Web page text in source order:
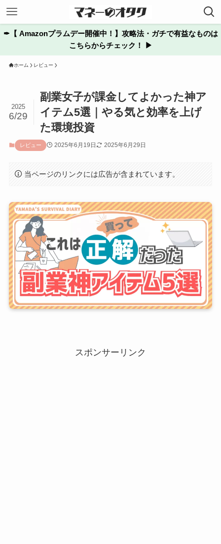
✒︎【 Amazonプラムデー開催中！】攻略法・ガチで有益なものは
こちらからチェック！ ▶
ホーム レビュー
副業女子が課金してよかった神ア
イテム5選｜やる気と効率を上げ
た環境投資
2025
6/29
レビュー 2025年6月19日 2025年6月29日
当ページのリンクには広告が含まれています。
スポンサーリンク